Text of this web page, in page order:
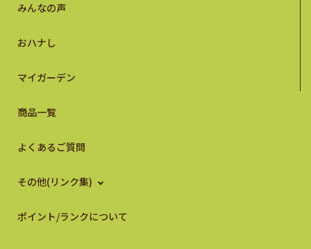
みんなの声
おハナし
マイガーデン
商品一覧
よくあるご質問
その他(リンク集)
ポイント/ランクについて